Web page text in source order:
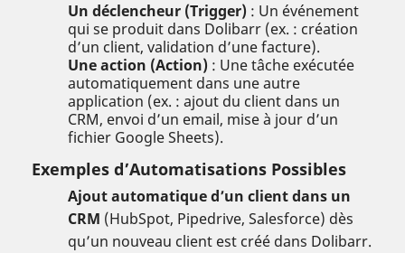
Un déclencheur (Trigger) : Un événement
qui se produit dans Dolibarr (ex. : création
d’un client, validation d’une facture).
Une action (Action) : Une tâche exécutée
automatiquement dans une autre
application (ex. : ajout du client dans un
CRM, envoi d’un email, mise à jour d’un
fichier Google Sheets).
Exemples d’Automatisations Possibles
Ajout automatique d’un client dans un
CRM (HubSpot, Pipedrive, Salesforce) dès
qu’un nouveau client est créé dans Dolibarr.